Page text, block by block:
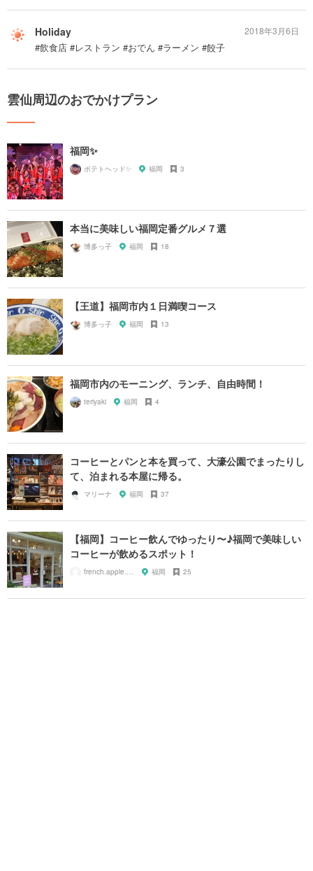
Holiday
#飲食店 #レストラン #おでん #ラーメン #餃子
2018年3月6日
雲仙周辺のおでかけプラン
福岡✨
ポテトヘッド✨ 福岡 3
本当に美味しい福岡定番グルメ７選
博多っ子 福岡 18
【王道】福岡市内１日満喫コース
博多っ子 福岡 13
福岡市内のモーニング、ランチ、自由時間！
teriyaki 福岡 4
コーヒーとパンと本を買って、大濠公園でまったりし
て、泊まれる本屋に帰る。
マリーナ 福岡 37
【福岡】コーヒー飲んでゆったり〜♪福岡で美味しい
コーヒーが飲めるスポット！
福岡 25